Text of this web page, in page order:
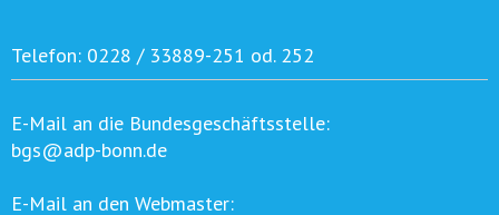
Telefon: 0228 / 33889-251 od. 252
E-Mail an die Bundesgeschäftsstelle:
bgs@adp-bonn.de
E-Mail an den Webmaster: